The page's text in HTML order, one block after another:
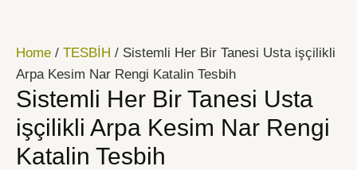
Home / TESBİH / Sistemli Her Bir Tanesi Usta işçilikli
Arpa Kesim Nar Rengi Katalin Tesbih
Sistemli Her Bir Tanesi Usta
işçilikli Arpa Kesim Nar Rengi
Katalin Tesbih
Bir
Tanesi
Usta
işçilikli
Arpa
Kesim